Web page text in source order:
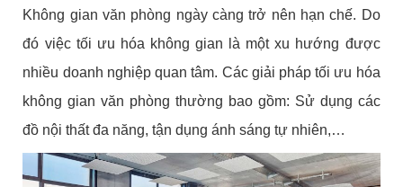
Không gian văn phòng ngày càng trở nên hạn chế. Do
đó việc tối ưu hóa không gian là một xu hướng được
nhiều doanh nghiệp quan tâm. Các giải pháp tối ưu hóa
không gian văn phòng thường bao gồm: Sử dụng các
đồ nội thất đa năng, tận dụng ánh sáng tự nhiên,…